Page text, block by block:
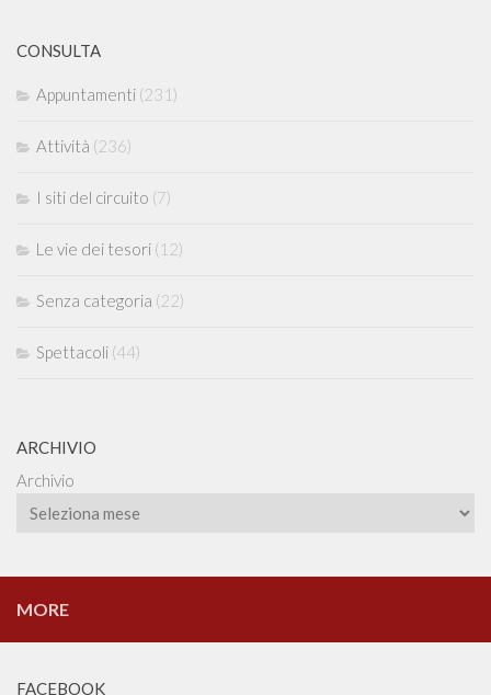
CONSULTA
Appuntamenti (231)
Attività (236)
I siti del circuito (7)
Le vie dei tesori (12)
Senza categoria (22)
Spettacoli (44)
ARCHIVIO
Archivio
MORE
FACEBOOK